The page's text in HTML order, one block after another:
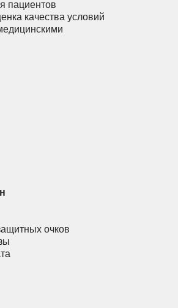
пациентов
качества условий
очков